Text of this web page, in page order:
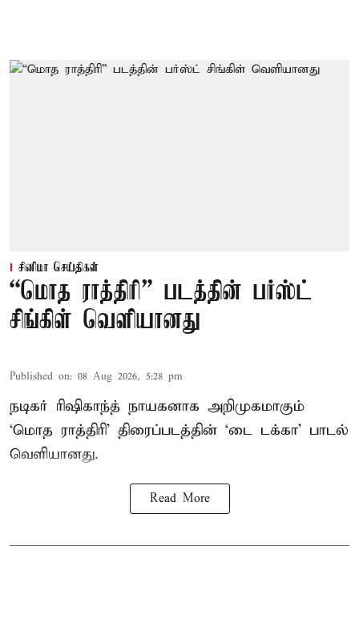
சினிமா செய்திகள்
“மொத ராத்திரி” படத்தின் பர்ஸ்ட்
சிங்கிள் வெளியானது
Published on: 08 Aug 2026, 5:28 pm
நடிகர் ரிஷிகாந்த் நாயகனாக அறிமுகமாகும்
‘மொத ராத்திரி’ திரைப்படத்தின் ‘டை டக்கா’ பாடல்
வெளியானது.
Read More